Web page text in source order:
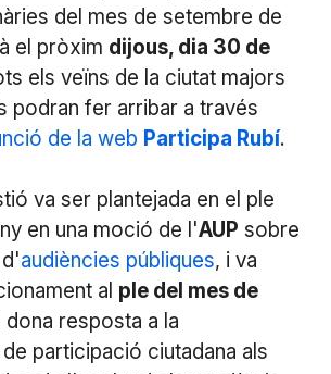
del mes de setembre de
el pròxim dijous, dia 30 de
els veïns de la ciutat majors
podran fer arribar a través
de la web Participa Rubí.
va ser plantejada en el ple
en una moció de l'AUP sobre
audiències públiques, i va
al ple del mes de
dona resposta a la
participació ciutadana als